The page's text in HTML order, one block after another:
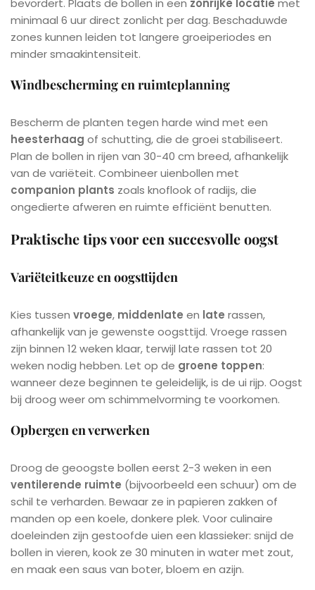
bevordert. Plaats de bollen in een zonrijke locatie met
minimaal 6 uur direct zonlicht per dag. Beschaduwde
zones kunnen leiden tot langere groeiperiodes en
minder smaakintensiteit.
Windbescherming en ruimteplanning
Bescherm de planten tegen harde wind met een
heesterhaag of schutting, die de groei stabiliseert.
Plan de bollen in rijen van 30-40 cm breed, afhankelijk
van de variëteit. Combineer uienbollen met
companion plants zoals knoflook of radijs, die
ongedierte afweren en ruimte efficiënt benutten.
Praktische tips voor een succesvolle oogst
Variëteitkeuze en oogsttijden
Kies tussen vroege, middenlate en late rassen,
afhankelijk van je gewenste oogsttijd. Vroege rassen
zijn binnen 12 weken klaar, terwijl late rassen tot 20
weken nodig hebben. Let op de groene toppen:
wanneer deze beginnen te geleidelijk, is de ui rijp. Oogst
bij droog weer om schimmelvorming te voorkomen.
Opbergen en verwerken
Droog de geoogste bollen eerst 2-3 weken in een
ventilerende ruimte (bijvoorbeeld een schuur) om de
schil te verharden. Bewaar ze in papieren zakken of
manden op een koele, donkere plek. Voor culinaire
doeleinden zijn gestoofde uien een klassieker: snijd de
bollen in vieren, kook ze 30 minuten in water met zout,
en maak een saus van boter, bloem en azijn.